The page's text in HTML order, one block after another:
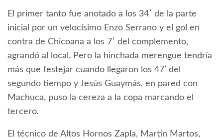
El primer tanto fue anotado a los 34′ de la parte
inicial por un velocísimo Enzo Serrano y el gol en
contra de Chicoana a los 7′ del complemento,
agrandó al local. Pero la hinchada merengue tendría
más que festejar cuando llegaron los 47’ del
segundo tiempo y Jesús Guaymás, en pared con
Machuca, puso la cereza a la copa marcando el
tercero.
El técnico de Altos Hornos Zapla, Martín Martos,